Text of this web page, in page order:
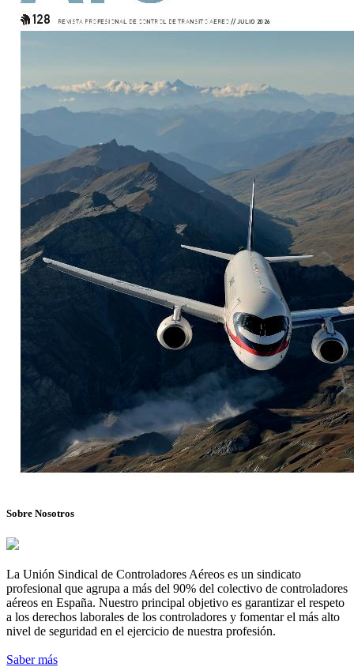
Sobre Nosotros
La Unión Sindical de Controladores Aéreos es un sindicato
profesional que agrupa a más del 90% del colectivo de controladores
aéreos en España. Nuestro principal objetivo es garantizar el respeto
a los derechos laborales de los controladores y fomentar el más alto
nivel de seguridad en el ejercicio de nuestra profesión.
Saber más